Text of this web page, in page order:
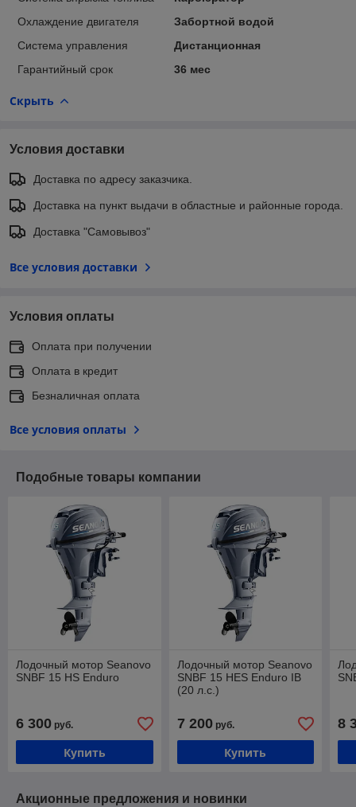
Охлаждение двигателя
Забортной водой
Система управления
Дистанционная
Гарантийный срок
36 мес
Скрыть
Условия доставки
Доставка по адресу заказчика.
Доставка на пункт выдачи в областные и районные города.
Доставка "Самовывоз"
Все условия доставки
Условия оплаты
Оплата при получении
Оплата в кредит
Безналичная оплата
Все условия оплаты
Подобные товары компании
Лодочный мотор Seanovo
SNBF 15 HS Enduro
6 300 руб.
Купить
Лодочный мотор Seanovo
SNBF 15 HES Enduro IB
(20 л.с.)
7 200руб.
Купить
8
Акционные предложения и новинки